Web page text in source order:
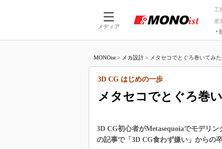
メディア
工
産
つながる工場
AI×設
MONOist > メカ設計 > メタセコでとぐろ巻いてみ
メタセコでとぐろ巻
3D CG はじめの一歩
3D CG初心者がMetasequoiaでモデリ
の記事で「3D CG食わず嫌い」からの卒